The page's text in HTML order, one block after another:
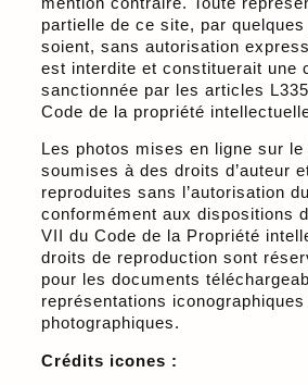
partielle de ce site, par
soient, sans autorisation
est interdite et constituerait une
sanctionnée par les articles
Code de la propriété
Les photos mises en ligne sur le
soumises à des droits d’auteur
reproduites sans l’autorisation
conformément aux dispositions
VII du Code de la Propriété
droits de reproduction sont
pour les documents
représentations iconographiques
photographiques.
Crédits icones :